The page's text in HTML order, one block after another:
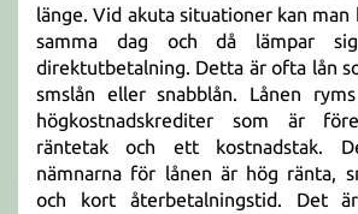
länge. Vid akuta situationer kan man
samma dag och då lämpar
direktutbetalning. Detta är ofta lån
smslån eller snabblån. Lånen
högkostnadskrediter som är
räntetak och ett kostnadstak.
nämnarna för lånen är hög ränta,
och kort återbetalningstid. Det